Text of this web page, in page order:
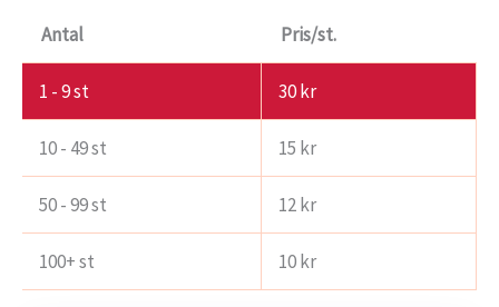
Antal Pris/st.
1 - 9st 30kr
10 - 49 st 15 kr
50 - 99 st 12kr
100+ st 10kr